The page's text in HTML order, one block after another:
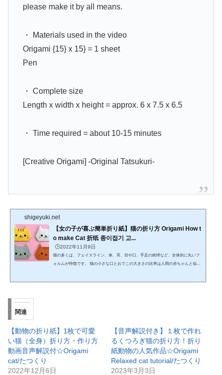
please make it by all means.
・ Materials used in the video
Origami {15} x 15} = 1 sheet
Pen
・ Complete size
Length x width x height = approx. 6 x 7.5 x 6.5
・ Time required = about 10-15 minutes
[Creative Origami] -Original Tatsukuri-
shigeyuki.net
【女の子が喜ぶ簡単折り紙】猫の折り方 Origami How t
o make Cat 折纸 종이접기 고...
🕒️2022年11月9日
猫の多くは、フェイスライン、体、耳、目や口、手足の肉球など、全体的に丸いフ
ォルムが特徴です。 猫の小さな口とおでこの大きさの比率は人間の赤ちゃんと似て
関連
【動物の折り紙】1枚で可愛
い猫（全身）折り方・作り方
動画音声解説付☆Origami
cat/たつくり
2022年12月6日
【音声解説付き】１枚で作れ
るくつろぎ猫の折り方！折り
紙動物の人気作品☆Origami
Relaxed cat tutorial/たつくり
2023年3月3日